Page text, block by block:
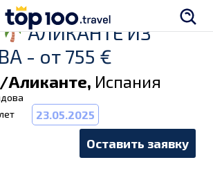
АЛИКАНТЕ ИЗ
- от 755 €
Аликанте, Испания
23.05.2025
Оставить заявку